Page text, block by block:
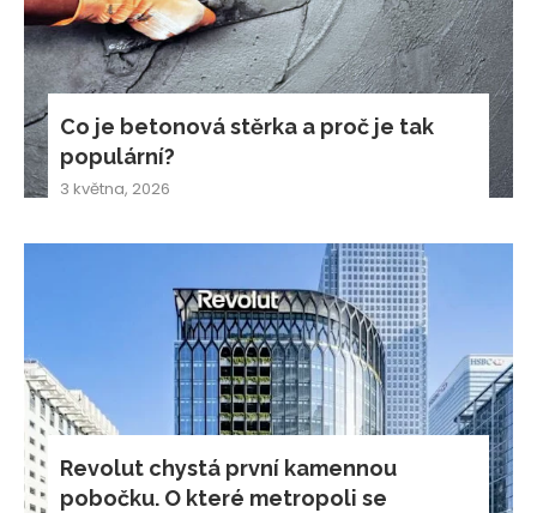
Co je betonová stěrka a proč je tak
populární?
3 května, 2026
Revolut chystá první kamennou
pobočku. O které metropoli se